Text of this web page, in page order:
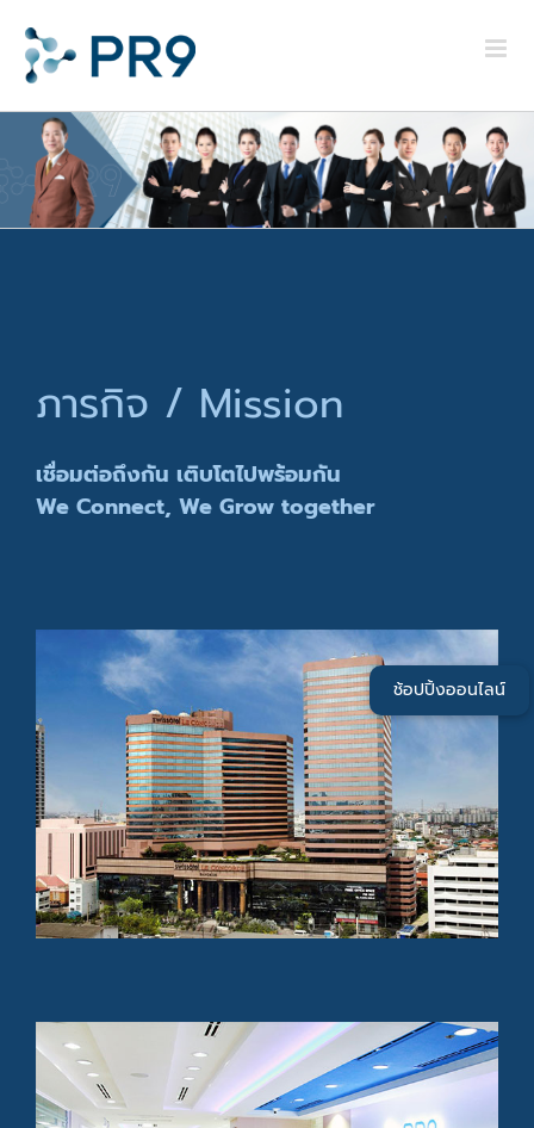
content
ภารกิจ / Mission
เชื่อมต่อถึงกัน เติบโตไปพร้อมกัน
We Connect, We Grow together